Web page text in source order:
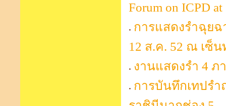
Forum on ICPD
การแสดงรำฉุย
12 ส.ค. 52 ณ เซ็
งานแสดงรำ 4
การบันทึกเทปรำ